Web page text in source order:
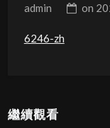
admin on
6246-zh
繼續觀看